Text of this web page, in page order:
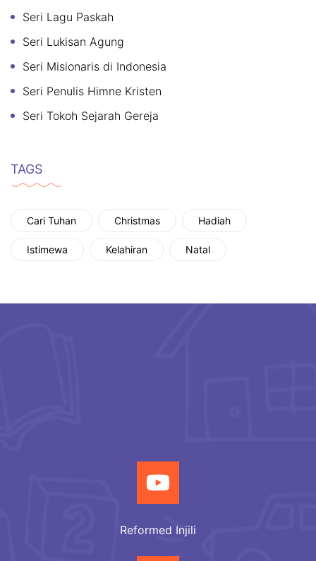
Seri Lagu Paskah
Seri Lukisan Agung
Seri Misionaris di Indonesia
Seri Penulis Himne Kristen
Seri Tokoh Sejarah Gereja
TAGS
Cari Tuhan Christmas Hadiah
Istimewa Kelahiran Natal
Reformed Injili